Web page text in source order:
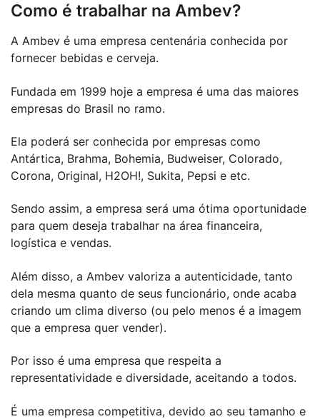
Como é trabalhar na Ambev?
A Ambev é uma empresa centenária conhecida por
fornecer bebidas e cerveja.
Fundada em 1999 hoje a empresa é uma das maiores
empresas do Brasil no ramo.
Ela poderá ser conhecida por empresas como
Antártica, Brahma, Bohemia, Budweiser, Colorado,
Corona, Original, H2OH!, Sukita, Pepsi e etc.
Sendo assim, a empresa será uma ótima oportunidade
para quem deseja trabalhar na área financeira,
logística e vendas.
Além disso, a Ambev valoriza a autenticidade, tanto
dela mesma quanto de seus funcionário, onde acaba
criando um clima diverso (ou pelo menos é a imagem
que a empresa quer vender).
Por isso é uma empresa que respeita a
representatividade e diversidade, aceitando a todos.
É uma empresa competitiva, devido ao seu tamanho e